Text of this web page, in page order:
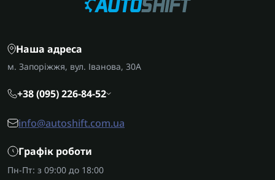
Наша адреса
м. Запоріжжя, вул. Іванова, 30А
+38 (095) 226-84-52
info@autoshift.com.ua
Графік роботи
Пн-Пт: з 09:00 до 18:00